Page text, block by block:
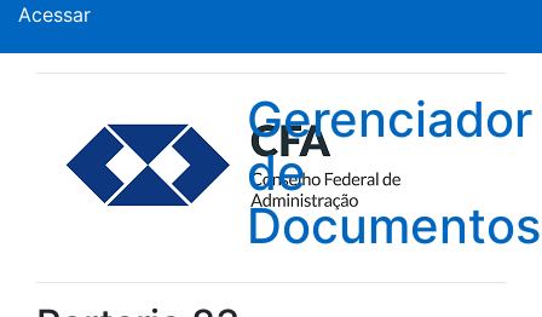
Acessar
Gerenciador
de
Documentos